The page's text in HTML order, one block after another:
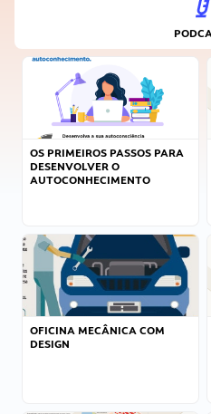
OS PRIMEIROS PASSOS PARA
DESENVOLVER O
AUTOCONHECIMENTO
OFICINA MECÂNICA COM
DESIGN